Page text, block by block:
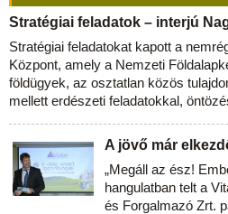
Stratégiai feladatok – interjú
Stratégiai feladatokat kapott a
Központ, amely a Nemzeti
földügyek, az osztatlan közös
mellett erdészeti feladatokkal,
A jövő már
„Megáll az ész!
hangulatban telt a
és Forgalmazó Zrt.